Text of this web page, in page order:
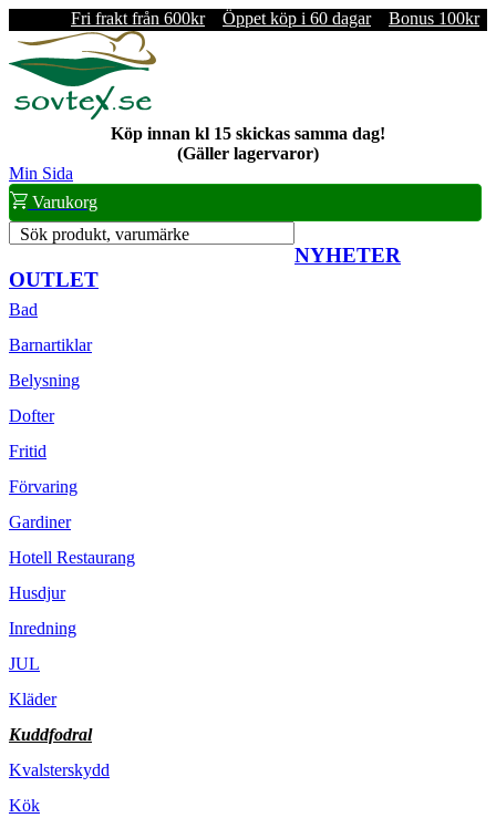
Fri frakt från 600kr Öppet köp i 60 dagar Bonus 100kr
Köp innan kl 15 skickas samma dag!
(Gäller lagervaror)
Min Sida
Varukorg
Sök produkt, varumärke
NYHETER
OUTLET
Bad
Barnartiklar
Belysning
Dofter
Fritid
Förvaring
Gardiner
Hotell Restaurang
Husdjur
Inredning
JUL
Kläder
Kuddfodral
Kvalsterskydd
Kök